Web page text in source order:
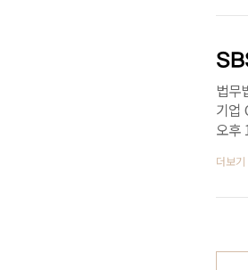
법무
기업
오후
민낯
더보기